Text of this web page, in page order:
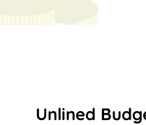
Unlined